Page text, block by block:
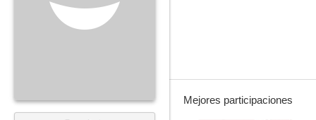
Mejores participaciones